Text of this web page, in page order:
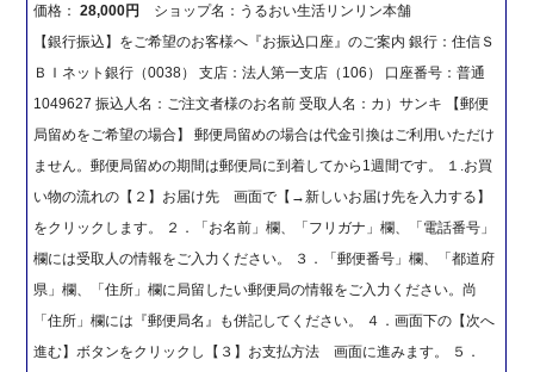
価格：28,000円
ショップ名：うるおい生活リンリン本舗
【銀行振込】をご希望のお客様へ『お振込口座』のご案内 銀行：住信Ｓ
ＢＩネット銀行（0038） 支店：法人第一支店（106） 口座番号：普通
1049627 振込人名：ご注文者様のお名前 受取人名：カ）サンキ 【郵便
局留めをご希望の場合】 郵便局留めの場合は代金引換はご利用いただけ
ません。郵便局留めの期間は郵便局に到着してから1週間です。 １.お買
い物の流れの【２】お届け先 画面で【→新しいお届け先を入力する】
をクリックします。 ２．「お名前」欄、「フリガナ」欄、「電話番号」
欄には受取人の情報をご入力ください。 ３．「郵便番号」欄、「都道府
県」欄、「住所」欄に局留したい郵便局の情報をご入力ください。尚
「住所」欄には『郵便局名』も併記してください。 ４．画面下の【次へ
進む】ボタンをクリックし【３】お支払方法 画面に進みます。 ５．